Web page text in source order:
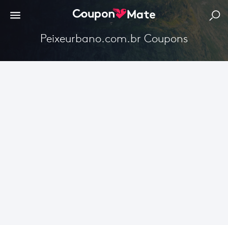
Peixeurbano.com.br Coupons